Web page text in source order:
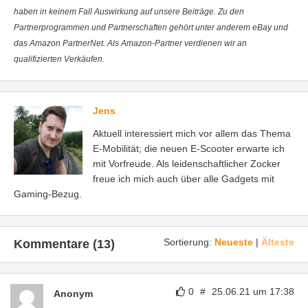
haben in keinem Fall Auswirkung auf unsere Beiträge. Zu den
Partnerprogrammen und Partnerschaften gehört unter anderem eBay und
das Amazon PartnerNet. Als Amazon-Partner verdienen wir an
qualifizierten Verkäufen.
Jens
Aktuell interessiert mich vor allem das Thema
E-Mobilität; die neuen E-Scooter erwarte ich
mit Vorfreude. Als leidenschaftlicher Zocker
freue ich mich auch über alle Gadgets mit
Gaming-Bezug.
Sortierung: Neueste | Älteste
Kommentare (13)
0 # 25.06.21 um 17:38
Anonym